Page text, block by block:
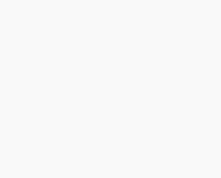
te klikken ga je akkoord met ons